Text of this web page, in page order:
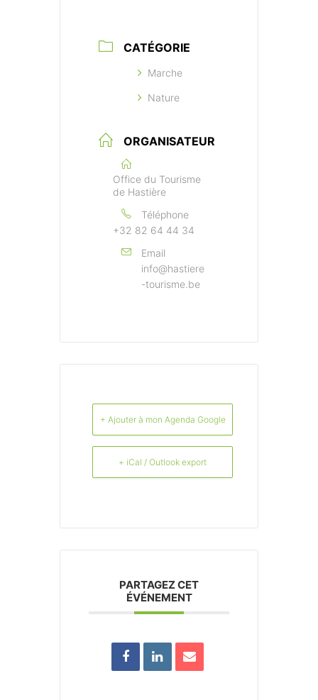
CATÉGORIE
Marche
Nature
ORGANISATEUR
Office du Tourisme
de Hastière
Téléphone
+32 82 64 44 34
Email
info@hastiere
-tourisme.be
+ Ajouter à mon Agenda Google
+ iCal / Outlook export
PARTAGEZ CET
ÉVÉNEMENT